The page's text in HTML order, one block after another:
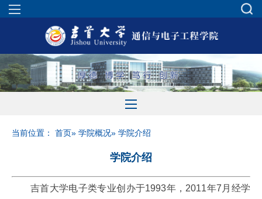
当前位置： 首页» 学院概况» 学院介绍
学院介绍
吉首大学电子类专业创办于1993年，2011年7月经学